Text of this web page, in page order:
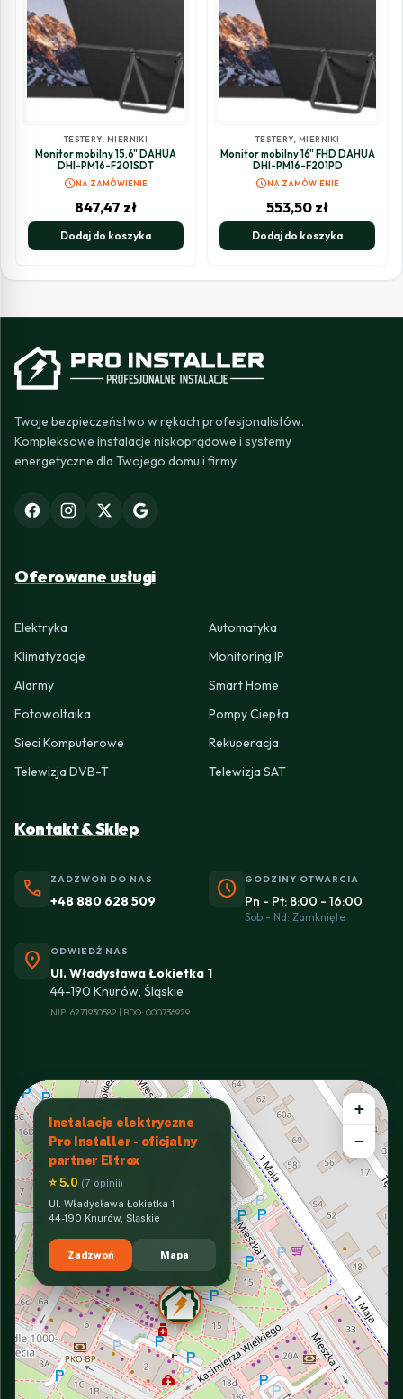
TESTERY, MIERNIKI
Monitor mobilny 15,6" DAHUA
DHI-PM16-F201SDT
scheduleNA ZAMÓWIENIE
847,47 zł
Dodaj do koszyka
TESTERY, MIERNIKI
Monitor mobilny 16" FHD DAHUA
DHI-PM16-F201PD
scheduleNA ZAMÓWIENIE
553,50 zł
Dodaj do koszyka
Twoje bezpieczeństwo w rękach profesjonalistów.
Kompleksowe instalacje niskoprądowe i systemy
energetyczne dla Twojego domu i firmy.
Oferowane usługi
Elektryka
Automatyka
Klimatyzacje
Monitoring IP
Alarmy
Smart Home
Fotowoltaika
Pompy Ciepła
Sieci Komputerowe
Rekuperacja
Telewizja DVB-T
Telewizja SAT
Kontakt & Sklep
phone ZADZWOŃ DO NAS
+48 880 628 509 schedule GODZINY OTWARCIA
Pn - Pt: 8:00 - 16:00
Sob - Nd: Zamknięte
location_on ODWIEDŹ NAS
Ul. Władysława Łokietka 1
44-190 Knurów, Śląskie
NIP: 6271930582 | BDO: 000736929
Instalacje elektryczne
Pro Installer - oficjalny
partner Eltrox
⭐ 5.0 (7 opinii)
Ul. Władysława Łokietka 1
44-190 Knurów, Śląskie
Zadzwoń Mapa
+
−